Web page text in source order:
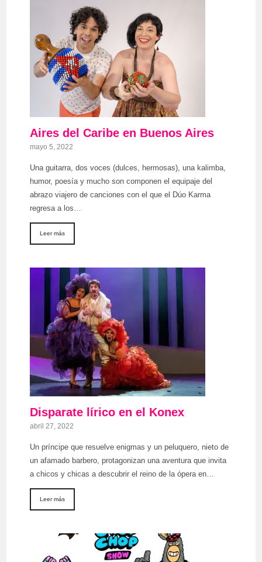
Aires del Caribe en Buenos Aires
mayo 5, 2022
Una guitarra, dos voces (dulces, hermosas), una kalimba,
humor, poesía y mucho son componen el equipaje del
abrazo viajero de canciones con el que el Dúo Karma
regresa a los…
Leer más
Disparate lírico en el Konex
abril 27, 2022
Un príncipe que resuelve enigmas y un peluquero, nieto de
un afamado barbero, protagonizan una aventura que invita
a chicos y chicas a descubrir el reino de la ópera en…
Leer más